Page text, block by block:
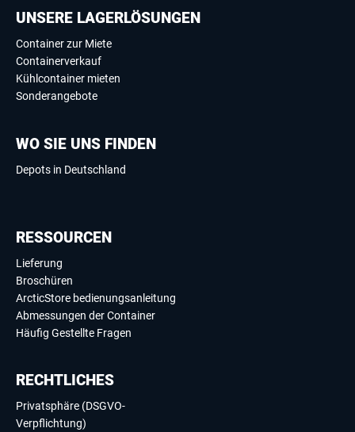
UNSERE LAGERLÖSUNGEN
Container zur Miete
Containerverkauf
Kühlcontainer mieten
Sonderangebote
WO SIE UNS FINDEN
Depots in Deutschland
RESSOURCEN
Lieferung
Broschüren
ArcticStore bedienungsanleitung
Abmessungen der Container
Häufig Gestellte Fragen
RECHTLICHES
Privatsphäre (DSGVO-
Verpflichtung)